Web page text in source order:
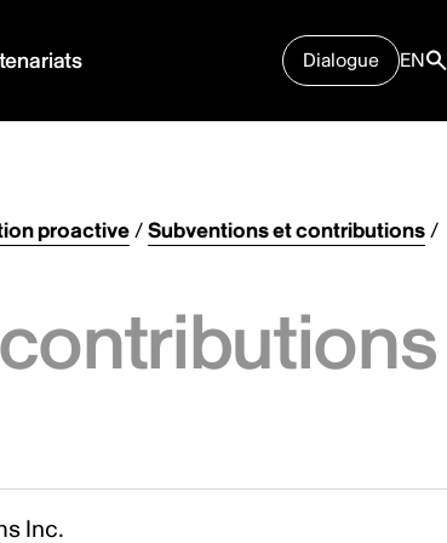
Dialogue EN
proactive/Subventions et contributions/
Inc.